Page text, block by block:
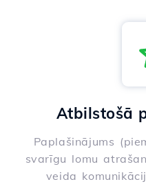
Atbilstošā
Paplašinājums
svarīgu lomu
veida